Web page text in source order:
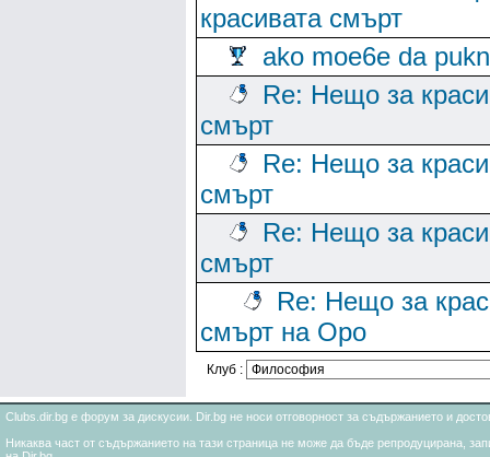
красивата смърт
ako moe6e da
Re: Нещо за
смърт
Re: Нещо за
смърт
Re: Нещо за
смърт
Re: Нещо за
смърт на Оро
Клуб :
Clubs.dir.bg е форум за дискусии. Dir.bg не носи отговорност за съдържанието и
Никаква част от съдържанието на тази страница не може да бъде репродуцирана,